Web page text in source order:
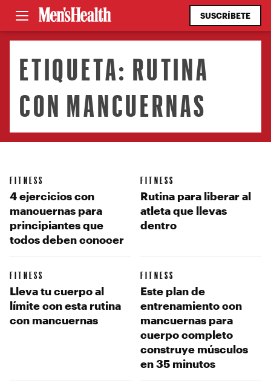
SUSCRÍBETE
ETIQUETA: RUTINA
CON MANCUERNAS
FITNESS
4 ejercicios con
mancuernas para
principiantes que
todos deben conocer
FITNESS
Rutina para liberar al
atleta que llevas
dentro
FITNESS
Lleva tu cuerpo al
límite con esta rutina
con mancuernas
FITNESS
Este plan de
entrenamiento con
mancuernas para
cuerpo completo
construye músculos
en 35 minutos